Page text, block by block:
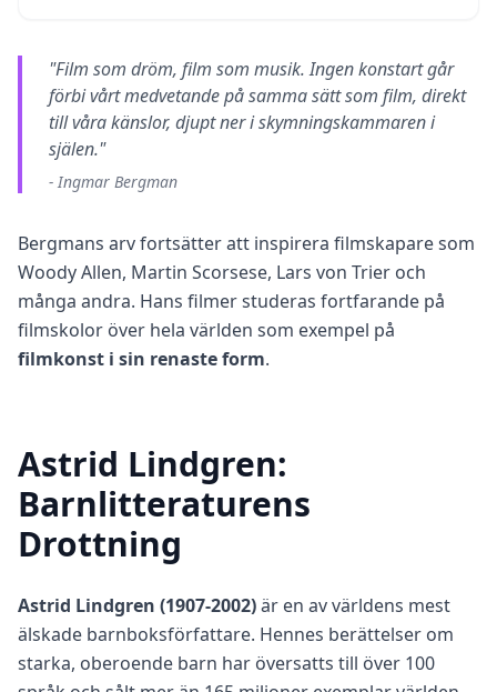
h
w
t
u
s
"Film som dröm, film som musik. Ingen konstart går
förbi vårt medvetande på samma sätt som film, direkt
till våra känslor, djupt ner i skymningskammaren i
själen."
- Ingmar Bergman
Bergmans arv fortsätter att inspirera filmskapare som
Woody Allen, Martin Scorsese, Lars von Trier och
många andra. Hans filmer studeras fortfarande på
filmskolor över hela världen som exempel på
filmkonst i sin renaste form.
Astrid Lindgren:
Barnlitteraturens
Drottning
Astrid Lindgren (1907-2002)är en av världens mest
älskade barnboksförfattare. Hennes berättelser om
starka, oberoende barn har översatts till över 100